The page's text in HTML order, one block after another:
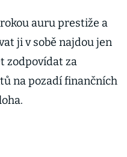
auru prestiže a
ji v sobě najdou jen
zodpovídat za
na pozadí finančních